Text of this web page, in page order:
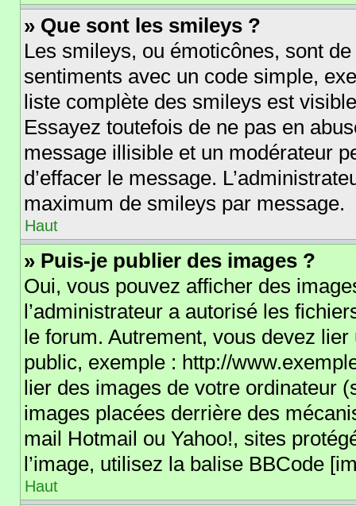
» Que sont les smileys ?
Les smileys, ou émoticônes, sont
sentiments avec un code simple,
liste complète des smileys est
Essayez toutefois de ne pas en
message illisible et un modérateur
d’effacer le message.
maximum de smileys par message.
Haut
» Puis-je publier des images ?
Oui, vous pouvez afficher des
l’administrateur a autorisé les
le forum. Autrement, vous devez
public, exemple : http://
lier des images de votre ordinateur
images placées derrière des
mail Hotmail ou Yahoo!, sites
l’image, utilisez la balise BBCode
Haut